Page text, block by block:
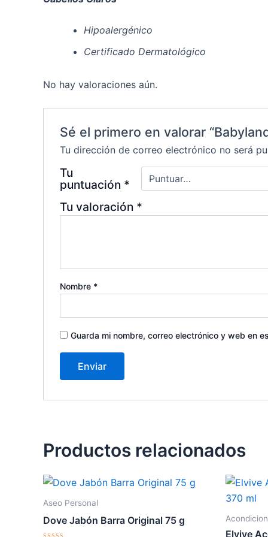
Hipoalergénico
Certificado Dermatológico
No hay valoraciones aún.
Sé el primero en valorar
Tu dirección de correo electrónico no será
Tu
puntuación *
Tu valoración *
Nombre *
Guarda mi nombre, correo electrónico y web en
Productos relacionados
Aseo Personal
Dove Jabón Barra Original 75 g
Elvive